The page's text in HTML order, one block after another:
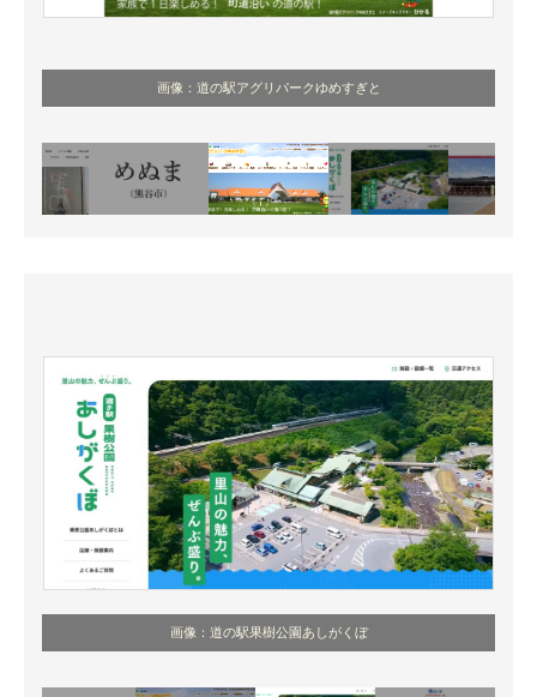
画像：道の駅アグリパークゆめすぎと
画像：道の駅果樹公園あしがくぼ